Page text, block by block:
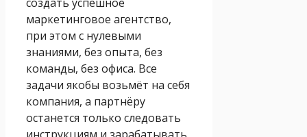
маркетинговое агентство,
при этом с нулевыми
знаниями, без опыта, без
команды, без офиса. Все
задачи якобы возьмёт на себя
компания, а партнёру
останется только следовать